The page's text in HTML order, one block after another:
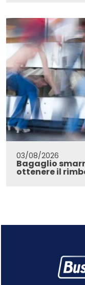
03/08/2026
Bagaglio
ottenere il